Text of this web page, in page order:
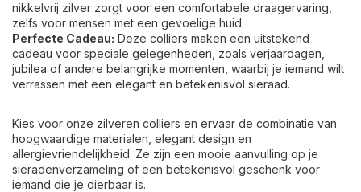
nikkelvrij zilver zorgt voor een comfortabele draagervaring,
zelfs voor mensen met een gevoelige huid.
Perfecte Cadeau: Deze colliers maken een uitstekend
cadeau voor speciale gelegenheden, zoals verjaardagen,
jubilea of andere belangrijke momenten, waarbij je iemand wilt
verrassen met een elegant en betekenisvol sieraad.
Kies voor onze zilveren colliers en ervaar de combinatie van
hoogwaardige materialen, elegant design en
allergievriendelijkheid. Ze zijn een mooie aanvulling op je
sieradenverzameling of een betekenisvol geschenk voor
iemand die je dierbaar is.